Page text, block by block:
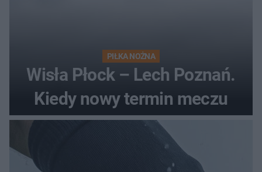
PIŁKA NOŻNA
Wisła Płock – Lech Poznań.
Kiedy nowy termin meczu